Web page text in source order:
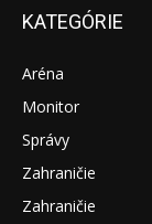
KATEGÓRIE
Aréna
Monitor
Správy
Zahraničie
Zahraničie